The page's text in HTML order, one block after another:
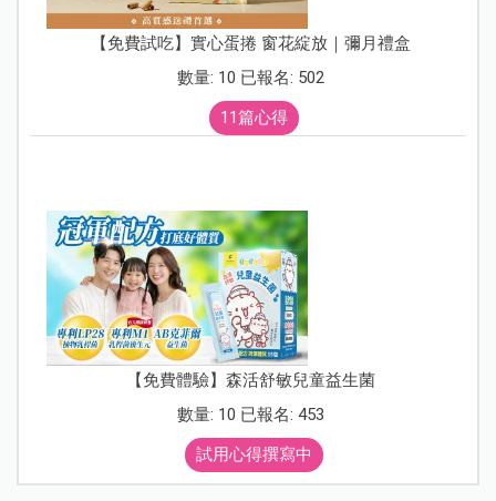
【免費試吃】實心蛋捲 窗花綻放｜彌月禮盒
數量: 10 已報名: 502
11篇心得
【免費體驗】森活舒敏兒童益生菌
數量: 10 已報名: 453
試用心得撰寫中